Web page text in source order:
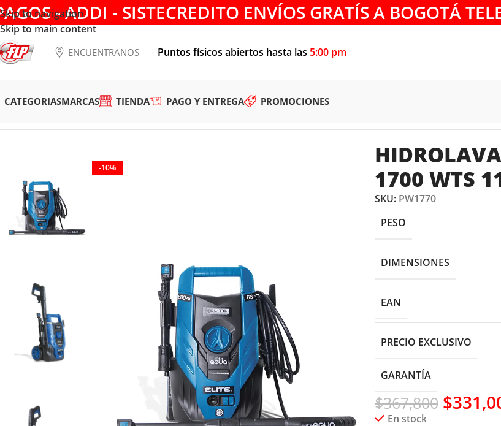
Skip to navigation
Skip to main content
- ADDI - SISTECREDITO ENVÍOS GRATÍS A BOGOTÁ
ENCUENTRANOS Puntos físicos abiertos hasta las 5:00 pm
CATEGORIASMARCAS TIENDA PAGO Y ENTREGA PROMOCIONES
-10%
1700 WTS
SKU: PW1770
PESO
DIMENSIONES
EAN
PRECIO EXCLUSIVO
GARANTÍA
$367,800 $
En stock